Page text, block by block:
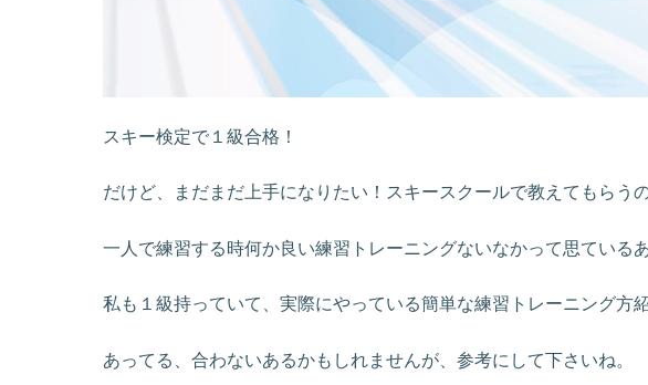
スキー検定で１級合格！
だけど、まだまだ上手になりたい！スキースクールで教えてもらう
一人で練習する時何か良い練習トレーニングないなかって思ている
私も１級持っていて、実際にやっている簡単な練習トレーニング方
あってる、合わないあるかもしれませんが、参考にして下さいね。